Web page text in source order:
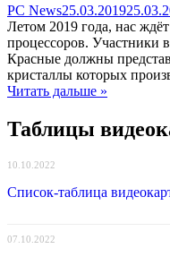
Categories
PC NewsPosted
on
25.03.2019
Летом 2019 года, нас
процессоров. Участники
Красные должны
кристаллы которых
Читать дальше »
Таблицы
10.10.2022
Список-таблица
07.10.2022